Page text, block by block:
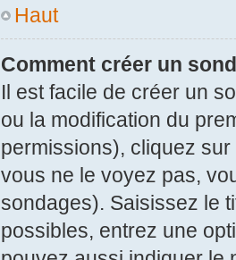
Haut
Comment créer un
Il est facile de créer un
ou la modification du
permissions), cliquez sur
vous ne le voyez pas,
sondages). Saisissez le
possibles, entrez une